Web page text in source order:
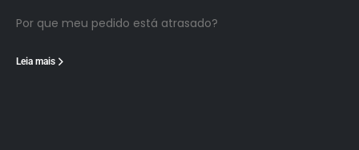
Por que meu pedido está atrasado?
Leia mais